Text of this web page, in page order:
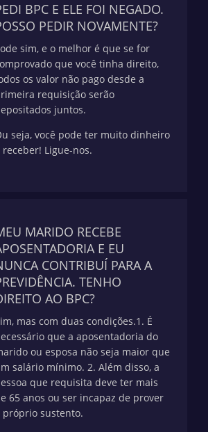
BPC E ELE FOI NEGADO.
PEDIR NOVAMENTE?
sim, e o melhor é que se for
que você tinha direito,
os valor não pago desde a
requisição serão
juntos.
seja, você pode ter muito dinheiro
receber! Ligue-nos.
MARIDO RECEBE
E EU
CONTRIBUÍ PARA A
TENHO
AO BPC?
mas com duas condições.1. É
que a aposentadoria do
ou esposa não seja maior que
salário mínimo. 2. Além disso, a
que requisita deve ter mais
65 anos ou ser incapaz de prover
próprio sustento.